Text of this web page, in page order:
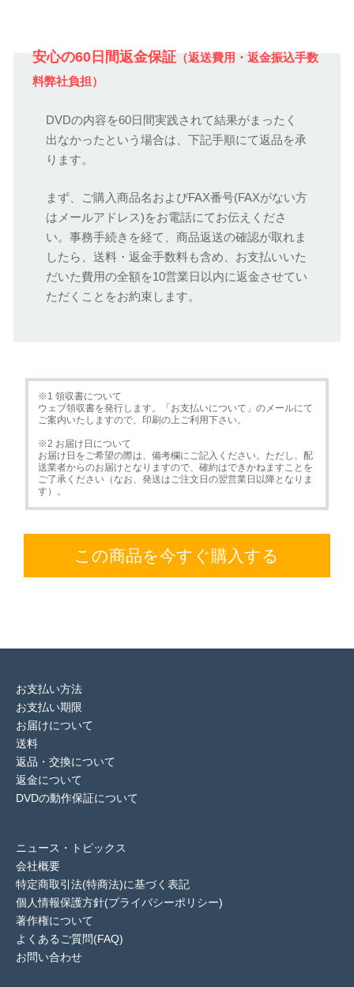
安心の60日間返金保証 （返送費用・返金振込手数
料弊社負担）
DVDの内容を60日間実践されて結果がまったく
出なかったという場合は、下記手順にて返品を承
ります。
まず、ご購入商品名およびFAX番号(FAXがない方
はメールアドレス)をお電話にてお伝えくださ
い。事務手続きを経て、商品返送の確認が取れま
したら、送料・返金手数料も含め、お支払いいた
だいた費用の全額を10営業日以内に返金させてい
ただくことをお約束します。
※1 領収書について
ウェブ領収書を発行します。「お支払いについて」のメールにて
ご案内いたしますので、印刷の上ご利用下さい。
※2 お届け日について
お届け日をご希望の際は、備考欄にご記入ください。ただし、配
送業者からのお届けとなりますので、確約はできかねますことを
ご了承ください（なお、発送はご注文日の翌営業日以降となりま
す）。
この商品を今すぐ購入する
お支払い方法
お支払い期限
お届けについて
送料
返品・交換について
返金について
DVDの動作保証について
ニュース・トピックス
会社概要
特定商取引法(特商法)に基づく表記
個人情報保護方針(プライバシーポリシー)
著作権について
よくあるご質問(FAQ)
お問い合わせ